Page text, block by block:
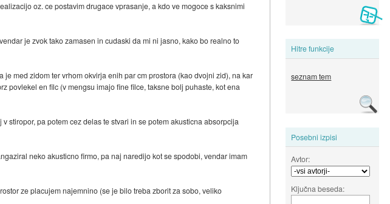
Hitre funkcije
seznam tem
Posebni izpisi
Avtor:
Ključna beseda:
oz. ce postavim drugace vprasanje, a kdo ve mogoce s kaksnimi
je zvok tako zamasen in cudaski da mi ni jasno, kako bo realno to
med zidom ter vrhom okvirja enih par cm prostora (kao dvojni zid), na kar
povlekel en filc (v mengsu imajo fine filce, taksne bolj puhaste, kot ena
stiropor, pa potem cez delas te stvari in se potem akusticna absorpcija
neko akusticno firmo, pa naj naredijo kot se spodobi, vendar imam
ze placujem najemnino (se je bilo treba zborit za sobo, veliko